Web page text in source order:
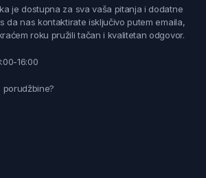
je dostupna za sva vaša pitanja i dodatne
da nas kontaktirate isključivo putem emaila,
roku pružili tačan i kvalitetan odgovor.
16:00
porudžbine?